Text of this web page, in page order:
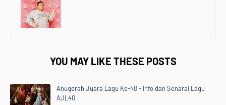
YOU MAY LIKE THESE POSTS
Anugerah Juara Lagu Ke-40 - Info dan Senarai Lagu
AJL40